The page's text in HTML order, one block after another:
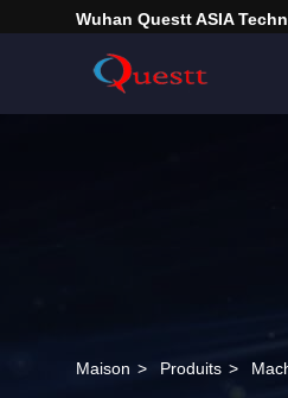
Wuhan Questt ASIA
Maison > Produits >